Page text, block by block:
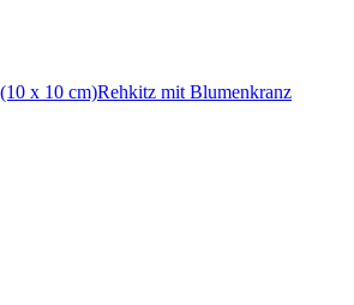
x 10 cm)Rehkitz mit Blumenkranz